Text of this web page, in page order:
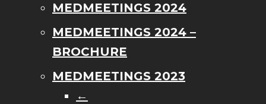
MEDMEETINGS 2024
MEDMEETINGS 2024 –
BROCHURE
MEDMEETINGS 2023
←